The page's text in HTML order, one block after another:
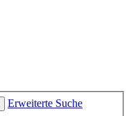
Erweiterte Suche